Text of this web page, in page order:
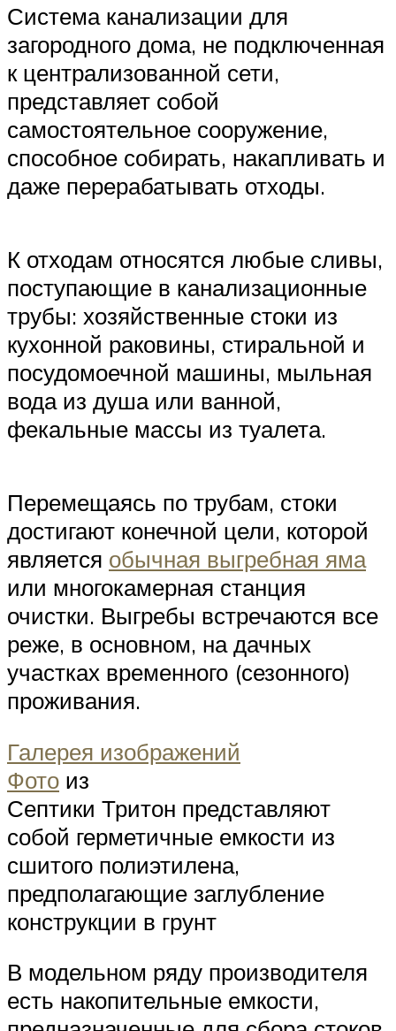
Система канализации для
загородного дома, не подключенная
к централизованной сети,
представляет собой
самостоятельное сооружение,
способное собирать, накапливать и
даже перерабатывать отходы.
К отходам относятся любые сливы,
поступающие в канализационные
трубы: хозяйственные стоки из
кухонной раковины, стиральной и
посудомоечной машины, мыльная
вода из душа или ванной,
фекальные массы из туалета.
Перемещаясь по трубам, стоки
достигают конечной цели, которой
является обычная выгребная яма
или многокамерная станция
очистки. Выгребы встречаются все
реже, в основном, на дачных
участках временного (сезонного)
проживания.
Галерея изображений
Фото из
Септики Тритон представляют
собой герметичные емкости из
сшитого полиэтилена,
предполагающие заглубление
конструкции в грунт
В модельном ряду производителя
есть накопительные емкости,